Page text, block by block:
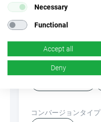
属性
デバイス
コンバージョンタイプ
Necessary
Functional
Accept all
Deny